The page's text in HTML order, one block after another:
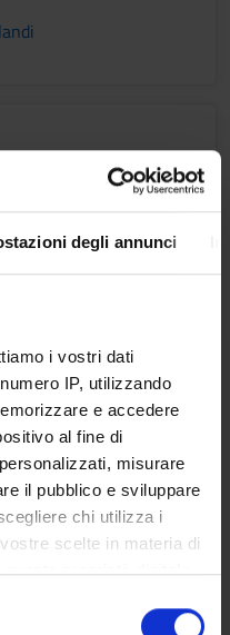
degli annunci
i vostri dati
IP, utilizzando
e accedere
al fine di
misurare
il pubblico e sviluppare
chi utilizza i
scelte in materia di
proprietà digitale
in qualsiasi
concepts of measure
of modern functional
on Banach and Hilbert
results will be presented
function spaces and
techniques are useful
mathematics.